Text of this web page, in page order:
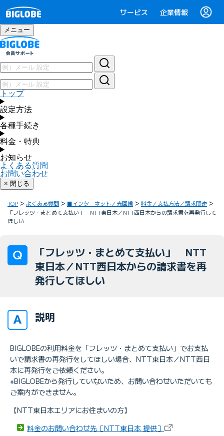
サービス 企業情報
メニュー
トップ
設定方法
各種手続き
料金・特典
お知らせ
よくある質問
お問い合わせ
× 閉じる
TOP よくある質問 ■インターネット／光回線
料金／支払方法／請求関連
「フレッツ・まとめて支払い」 NTT東日本／NTT西日本からの請求書を再発行して
ほしい
「フレッツ・まとめて支払い」 NTT
東日本／NTT西日本からの請求書を再
発行してほしい
説明
BIGLOBEの利用料金を「フレッツ・まとめて支払い」でお支払
いで請求書の再発行をしてほしい場合、NTT東日本／NTT西日
本に再発行をご依頼ください。
※BIGLOBEから発行していないため、お問い合わせいただいても
ご案内ができません。
【NTT東日本エリアにお住まいの方】
料金のお問い合わせ先［NTT東日本 提供］